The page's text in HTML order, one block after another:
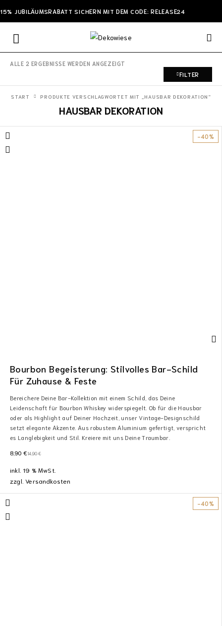
15% JUBILÄUMSRABATT SICHERN MIT DEM CODE: RELEASE24
ALLE 2 ERGEBNISSE WERDEN ANGEZEIGT
FILTER
HAUSBAR DEKORATION
START PRODUKTE VERSCHLAGWORTET MIT „HAUSBAR DEKORATION“
-40%
Bourbon Begeisterung: Stilvolles Bar-Schild
Für Zuhause & Feste
Bereichere Deine Bar-Kollektion mit einem Schild, das Deine
Leidenschaft für Bourbon Whiskey widerspiegelt. Ob für die Hausbar
oder als Highlight auf Deiner Hochzeit, unser Vintage-Designschild
setzt elegante Akzente. Aus robustem Aluminium gefertigt, verspricht
es Langlebigkeit und Stil. Kreiere mit uns Deine Traumbar.
14,90€
8,90 €
inkl. 19 % MwSt.
zzgl.Versandkosten
-40%